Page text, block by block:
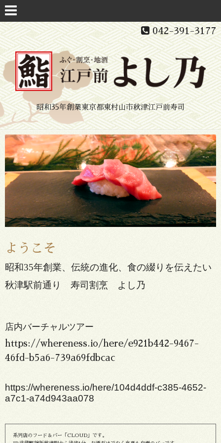
042-391-3177
昭和35年創業東京都東村山市秋津江戸前寿司
ようこそ
昭和35年創業、伝統の進化、食の綴りを伝えたい
秋津駅前通り 寿司割烹 よし乃
店内バーチャルツアー
https://whereness.io/here/e921b442-9467-
46fd-b5a6-739a69fdbcac
https://whereness.io/here/104d4ddf-c385-4652-
a7c1-a74d943aa078
系列店のフード＆バー「CLOUD」です。